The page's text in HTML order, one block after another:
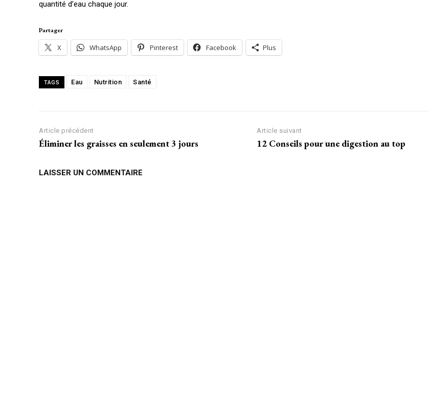
quantité d’eau chaque jour.
Partager
X WhatsApp Pinterest Facebook Plus
TAGS Eau Nutrition Santé
Article précédent
Éliminer les graisses en seulement 3 jours
Article suivant
12 Conseils pour une digestion au top
LAISSER UN COMMENTAIRE